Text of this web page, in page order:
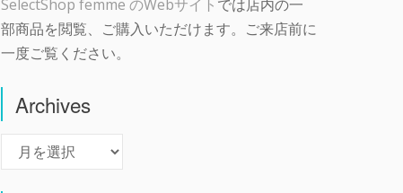
SelectShop femme のWebサイト では店内の一
部商品を閲覧、ご購入いただけます。ご来店前に
一度ご覧ください。
Archives